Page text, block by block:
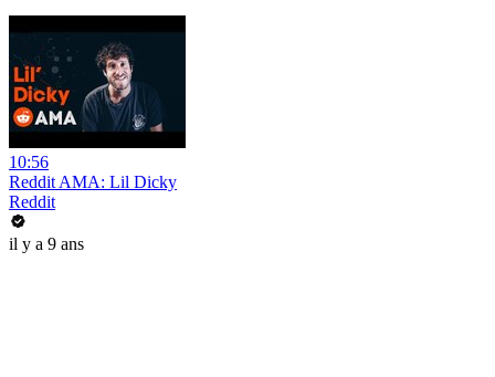
10:56
Reddit AMA: Lil Dicky
Reddit
il y a 9 ans